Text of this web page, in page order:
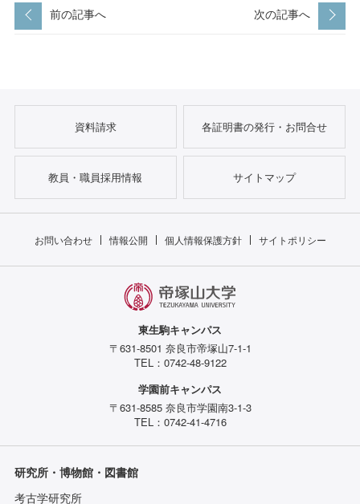
前の記事へ 次の記事へ
資料請求 各証明書の発行・お問合せ
教員・職員採用情報 サイトマップ
お問い合わせ 情報公開 個人情報保護方針 サイトポリシー
東生駒キャンパス
〒631-8501 奈良市帝塚山7-1-1
TEL：0742-48-9122
学園前キャンパス
〒631-8585 奈良市学園南3-1-3
TEL：0742-41-4716
研究所・博物館・図書館
考古学研究所